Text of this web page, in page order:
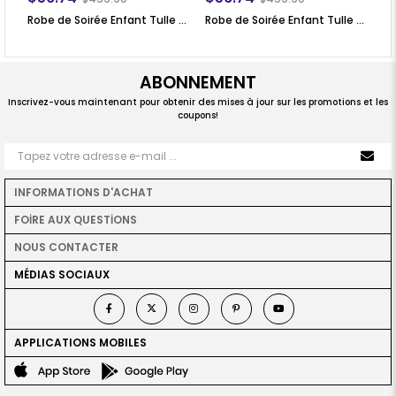
Robe de Soirée Enfant Tulle Pailleté Froufrou Lilas MDV308 Robe de Soirée Enfant Tulle Pailleté Froufrou Prune MDV308
ABONNEMENT
Inscrivez-vous maintenant pour obtenir des mises à jour sur les promotions et les
coupons!
INFORMATIONS D'ACHAT
FOİRE AUX QUESTİONS
NOUS CONTACTER
MÉDIAS SOCIAUX
APPLICATIONS MOBILES